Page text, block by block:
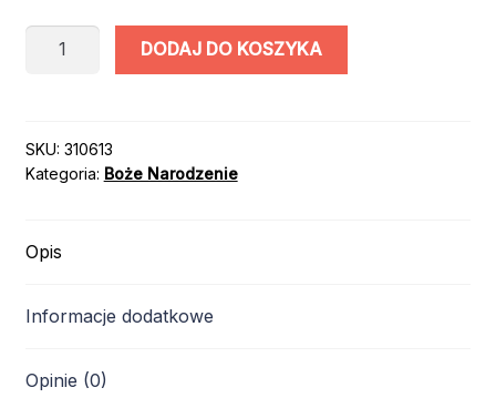
ilość
ZIELONE
W
RĘKAWICZKI
rozm.
DODAJ DO KOSZYKA
SKU: 310613
Kategoria: Boże Narodzenie
Opis
Informacje dodatkowe
Opinie (0)